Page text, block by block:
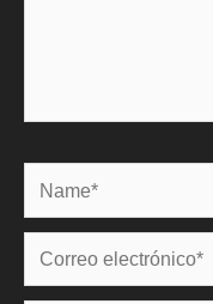
Name*
Correo
electrónico*